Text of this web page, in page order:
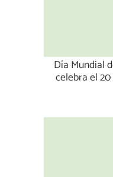
Día Mundial
celebra el